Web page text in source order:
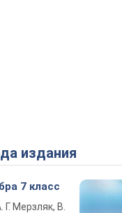
издания
7 класс
Г. Мерзляк, В.